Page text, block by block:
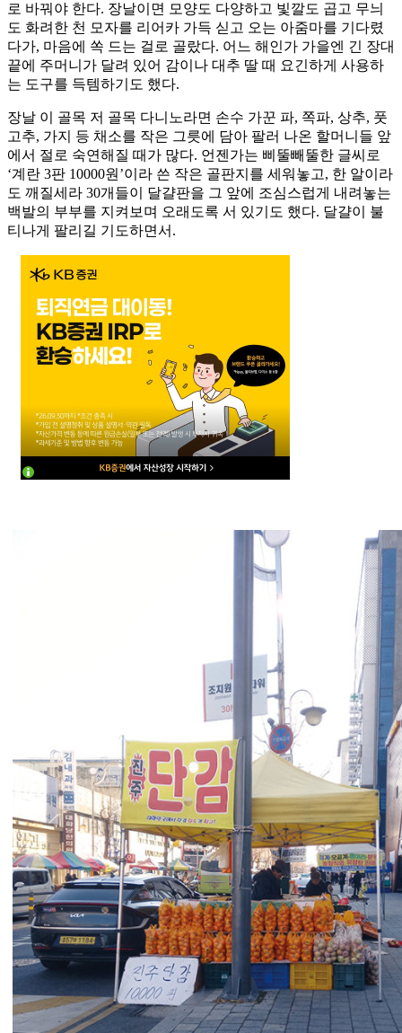
로 바꿔야 한다. 장날이면 모양도 다양하고 빛깔도 곱고 무늬
도 화려한 천 모자를 리어카 가득 싣고 오는 아줌마를 기다렸
다가, 마음에 쏙 드는 걸로 골랐다. 어느 해인가 가을엔 긴 장대
끝에 주머니가 달려 있어 감이나 대추 딸 때 요긴하게 사용하
는 도구를 득템하기도 했다.
장날 이 골목 저 골목 다니노라면 손수 가꾼 파, 쪽파, 상추, 풋
고추, 가지 등 채소를 작은 그릇에 담아 팔러 나온 할머니들 앞
에서 절로 숙연해질 때가 많다. 언젠가는 삐뚤빼뚤한 글씨로
‘계란 3판 10000원’이라 쓴 작은 골판지를 세워놓고, 한 알이라
도 깨질세라 30개들이 달걀판을 그 앞에 조심스럽게 내려놓는
백발의 부부를 지켜보며 오래도록 서 있기도 했다. 달걀이 불
티나게 팔리길 기도하면서.